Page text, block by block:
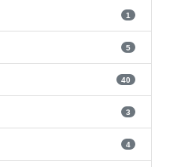
1
5
40
3
4